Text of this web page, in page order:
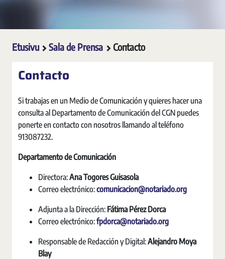
Etusivu Sala de Prensa Contacto
Contacto
Si trabajas en un Medio de Comunicación y quieres hacer una
consulta al Departamento de Comunicación del CGN puedes
ponerte en contacto con nosotros llamando al teléfono
913087232.
Departamento de Comunicación
Directora:Ana Togores Guisasola
Correo electrónico:comunicacion@notariado.org
Adjunta a la Dirección: Fátima Pérez Dorca
Correo electrónico:fpdorca@notariado.org
Responsable de Redacción y Digital:Alejandro Moya
Blay